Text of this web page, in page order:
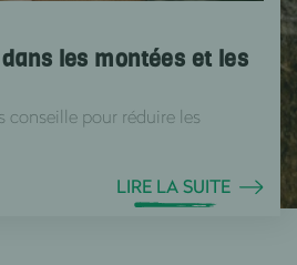
les montées et les
pour réduire les
LIRE LA SUITE